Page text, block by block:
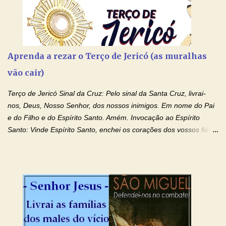
Aprenda a rezar o Terço de Jericó (as muralhas
vão cair)
Terço de Jericó Sinal da Cruz: Pelo sinal da Santa Cruz, livrai-
nos, Deus, Nosso Senhor, dos nossos inimigos. Em nome do Pai
e do Filho e do Espírito Santo. Amém. Invocação ao Espírito
Santo: Vinde Espírito Santo, enchei os corações dos vossos fiéis
Santo, fazei que apreciemos retamente todas as coisas segundo
o mesmo Espírito e gozemos sempre da sua consolação. Por
Cristo, Senhor Nosso. Amém. Creio: Creio em Deus Pai Todo-
Poderoso, Criador do céu e da terra; e em Jesus Cristo, seu